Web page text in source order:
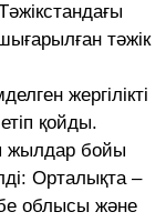
тәжік
жергілікті
қойды.
жылдар бойы
Орталықта –
облысы және